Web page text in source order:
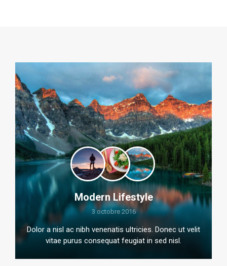
Modern Lifestyle
3 octobre 2016
Dolor a nisl ac nibh venenatis ultricies. Donec ut velit
vitae purus consequat feugiat in sed nisl.